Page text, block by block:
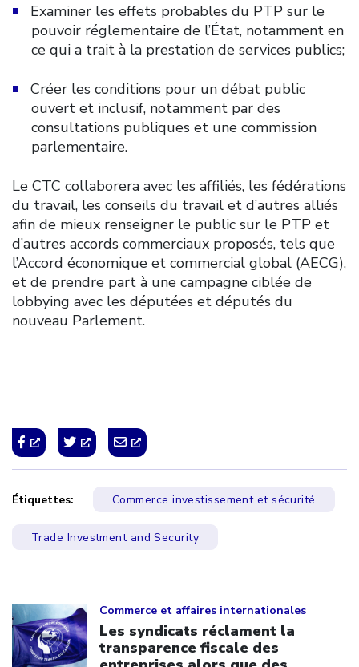
Examiner les effets probables du PTP sur le
pouvoir réglementaire de l’État, notamment en
ce qui a trait à la prestation de services publics;
Créer les conditions pour un débat public
ouvert et inclusif, notamment par des
consultations publiques et une commission
parlementaire.
Le CTC collaborera avec les affiliés, les fédérations
du travail, les conseils du travail et d’autres alliés
afin de mieux renseigner le public sur le PTP et
d’autres accords commerciaux proposés, tels que
l’Accord économique et commercial global (AECG),
et de prendre part à une campagne ciblée de
lobbying avec les députées et députés du
nouveau Parlement.
Étiquettes: Commerce investissement et sécurité
Trade Investment and Security
Commerce et affaires internationales
Les syndicats réclament la
transparence fiscale des